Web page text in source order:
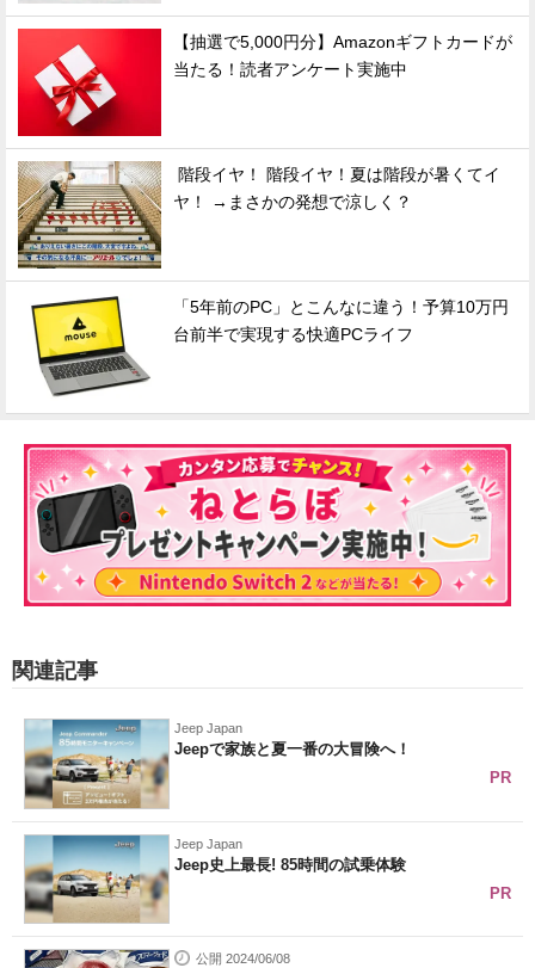
【抽選で5,000円分】Amazonギフトカードが
当たる！読者アンケート実施中
階段イヤ！ 階段イヤ！夏は階段が暑くてイ
ヤ！ →まさかの発想で涼しく？
「5年前のPC」とこんなに違う！予算10万円
台前半で実現する快適PCライフ
関連記事
Jeep Japan
Jeepで家族と夏一番の大冒険へ！
PR
Jeep Japan
Jeep史上最長! 85時間の試乗体験
PR
公開 2024/06/08